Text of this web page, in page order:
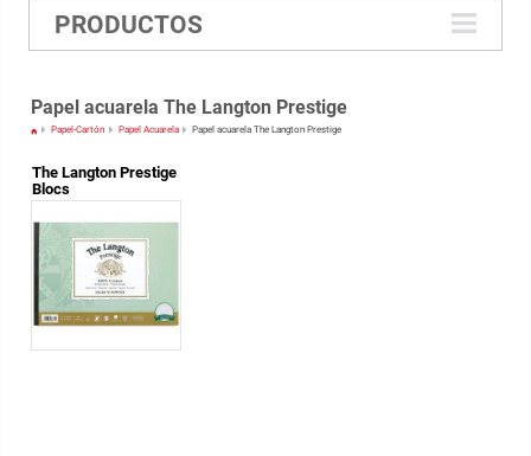
PRODUCTOS
Papel acuarela The Langton Prestige
Papel-Cartón Papel Acuarela Papel acuarela The Langton Prestige
The Langton Prestige
Blocs